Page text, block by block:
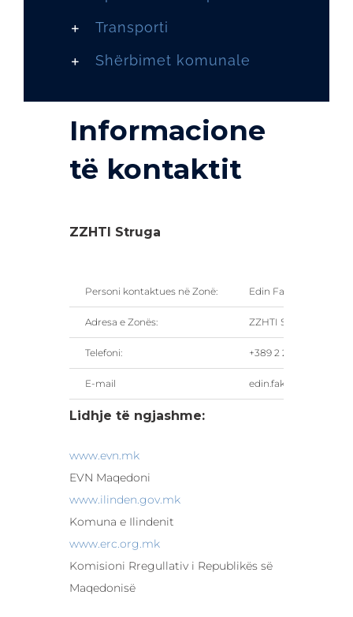
Transporti
Shërbimet komunale
Informacione
të kontaktit
ZZHTI Struga
Personi kontaktues në Zonë: Edin Fakic, Shefe e
Adresa e Zonës: ZZHTI Shkup 1, 1041
Telefoni: +389 2 255 20 00
E-mail edin.fakic@fez.gov.mk
Lidhje të ngjashme:
www.evn.mk
EVN Maqedoni
www.ilinden.gov.mk
Komuna e Ilindenit
www.erc.org.mk
Komisioni Rregullativ i Republikës së
Maqedonisë